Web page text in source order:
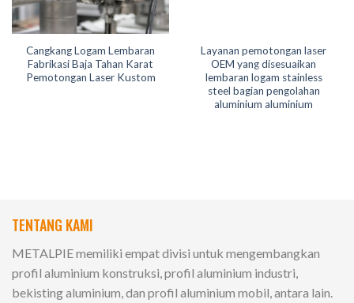
Cangkang Logam Lembaran
Fabrikasi Baja Tahan Karat
Pemotongan Laser Kustom
Layanan pemotongan laser
OEM yang disesuaikan
lembaran logam stainless
steel bagian pengolahan
aluminium aluminium
TENTANG KAMI
METALPIE memiliki empat divisi untuk mengembangkan
profil aluminium konstruksi, profil aluminium industri,
bekisting aluminium, dan profil aluminium mobil, antara lain.